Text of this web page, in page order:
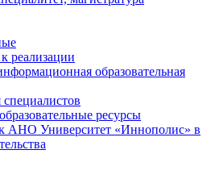
реализации
образовательная
ресурсы
АНО Университет «Иннополис» в